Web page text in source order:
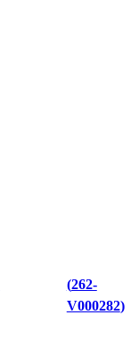
262-
V000282